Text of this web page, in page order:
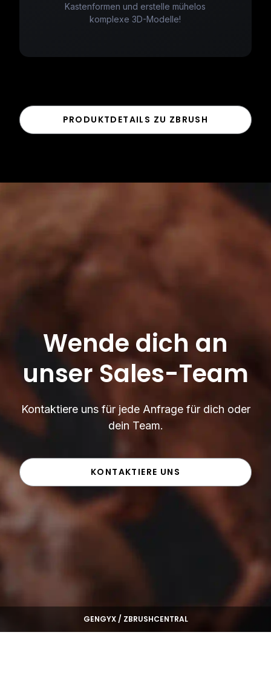
Kastenformen und erstelle mühelos
komplexe 3D-Modelle!
PRODUKTDETAILS ZU ZBRUSH
GENGYX / ZBRUSHCENTRAL
Wende dich an
unser Sales-Team
Kontaktiere uns für jede Anfrage für dich oder
dein Team.
KONTAKTIERE UNS